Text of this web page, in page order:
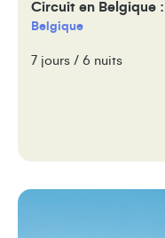
Circuit en Belgique
Belgique
7 jours / 6 nuits